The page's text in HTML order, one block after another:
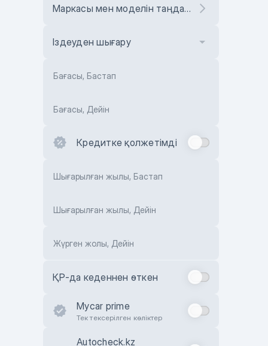
Маркасы мен моделін таңдаңыз
Іздеуден шығару
Бағасы, Бастап
Бағасы, Дейін
Кредитке қолжетімді
Шығарылған жылы, Бастап
Шығарылған жылы, Дейін
Жүрген жолы, Дейін
ҚР-да кеденнен өткен
Mycar prime
Тек тексерілген көліктер
Autocheck.kz